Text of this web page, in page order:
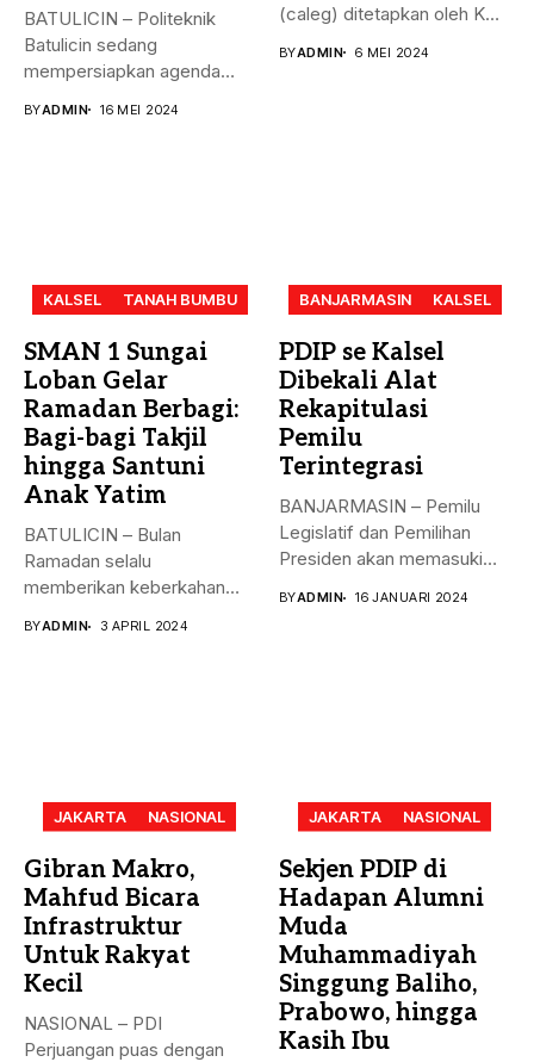
BATULICIN – Politeknik
Batulicin sedang
mempersiapkan agenda
BYADMIN 16 MEI 2024
(caleg) ditetapkan oleh KPU
BYADMIN 6 MEI 2024
KALSEL TANAH BUMBU
SMAN 1 Sungai
Loban Gelar
Ramadan Berbagi:
Bagi-bagi Takjil
hingga Santuni
Anak Yatim
BATULICIN – Bulan
Ramadan selalu
memberikan keberkahan
BYADMIN 3 APRIL 2024
BANJARMASIN KALSEL
PDIP se Kalsel
Dibekali Alat
Rekapitulasi
Pemilu
Terintegrasi
BANJARMASIN – Pemilu
Legislatif dan Pemilihan
Presiden akan memasuki
BYADMIN 16 JANUARI 2024
JAKARTA NASIONAL
Gibran Makro,
Mahfud Bicara
Infrastruktur
Untuk Rakyat
Kecil
NASIONAL – PDI
Perjuangan puas dengan
JAKARTA NASIONAL
Sekjen PDIP di
Hadapan Alumni
Muda
Muhammadiyah
Singgung Baliho,
Prabowo, hingga
Kasih Ibu